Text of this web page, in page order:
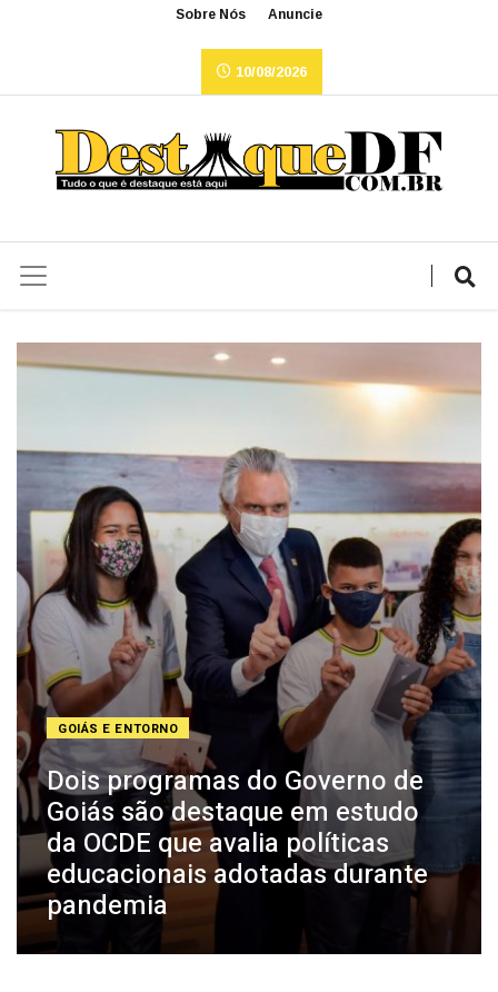
Sobre Nós Anuncie
10/08/2026
GOIÁS E ENTORNO
Dois programas do Governo de
Goiás são destaque em estudo
da OCDE que avalia políticas
educacionais adotadas durante
pandemia